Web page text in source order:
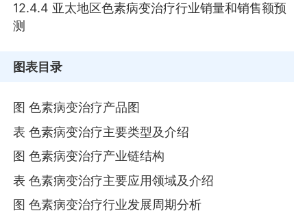
12.4.4 亚太地区色素病变治疗行业销量和销售额预
测
图表目录
图 色素病变治疗产品图
表 色素病变治疗主要类型及介绍
图 色素病变治疗产业链结构
表 色素病变治疗主要应用领域及介绍
图 色素病变治疗行业发展周期分析